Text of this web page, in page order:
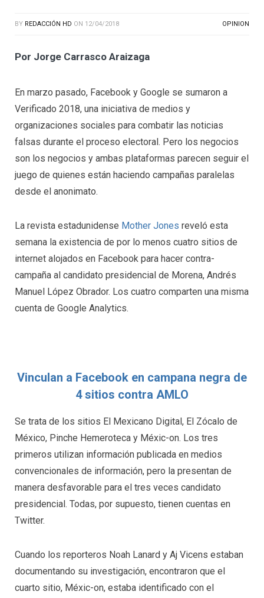
BY REDACCIÓN HD ON 12/04/2018 OPINION
Por Jorge Carrasco Araizaga
En marzo pasado, Facebook y Google se sumaron a
Verificado 2018, una iniciativa de medios y
organizaciones sociales para combatir las noticias
falsas durante el proceso electoral. Pero los negocios
son los negocios y ambas plataformas parecen seguir el
juego de quienes están haciendo campañas paralelas
desde el anonimato.
La revista estadunidense Mother Jones reveló esta
semana la existencia de por lo menos cuatro sitios de
internet alojados en Facebook para hacer contra-
campaña al candidato presidencial de Morena, Andrés
Manuel López Obrador. Los cuatro comparten una misma
cuenta de Google Analytics.
Vinculan a Facebook en campana negra de
4 sitios contra AMLO
Se trata de los sitios El Mexicano Digital, El Zócalo de
México, Pinche Hemeroteca y Méxic-on. Los tres
primeros utilizan información publicada en medios
convencionales de información, pero la presentan de
manera desfavorable para el tres veces candidato
presidencial. Todas, por supuesto, tienen cuentas en
Twitter.
Cuando los reporteros Noah Lanard y Aj Vicens estaban
documentando su investigación, encontraron que el
cuarto sitio, Méxic-on, estaba identificado con el